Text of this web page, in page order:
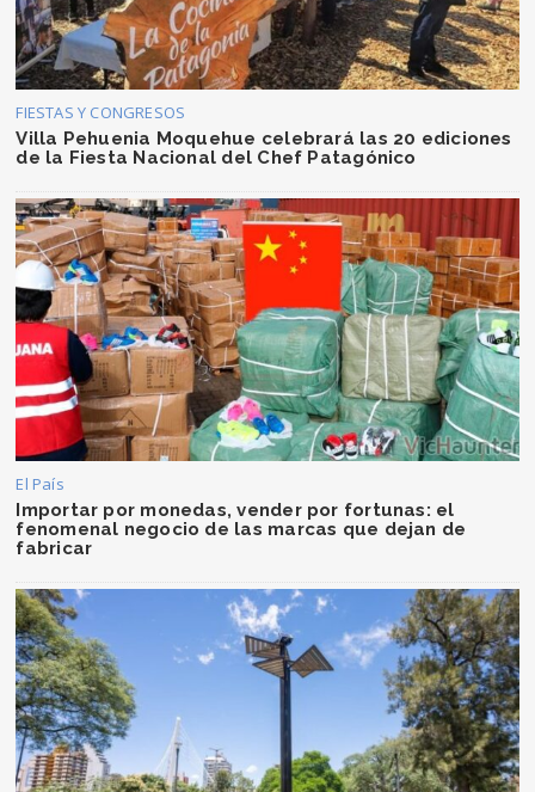
FIESTAS Y CONGRESOS
Villa Pehuenia Moquehue celebrará las 20 ediciones
de la Fiesta Nacional del Chef Patagónico
El País
Importar por monedas, vender por fortunas: el
fenomenal negocio de las marcas que dejan de
fabricar